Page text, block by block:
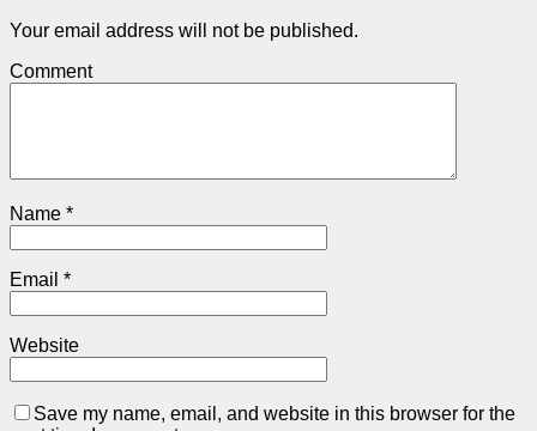
Your email address will not be published.
Comment
Name *
Email *
Website
Save my name, email, and website in this browser for the